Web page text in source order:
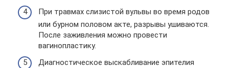
При травмах слизистой вульвы во время родов
или бурном половом акте, разрывы ушиваются.
После заживления можно провести
вагинопластику.
Диагностическое выскабливание эпителия